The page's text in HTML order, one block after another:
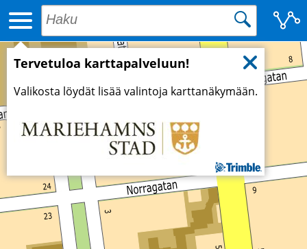
Tervetuloa karttapalveluun!
Valikosta löydät lisää valintoja karttanäkymään.